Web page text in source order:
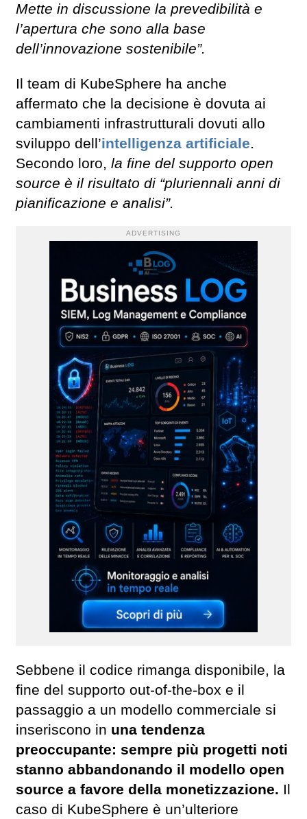
Mette in discussione la prevedibilità e
l’apertura che sono alla base
dell’innovazione sostenibile”.
Il team di KubeSphere ha anche
affermato che la decisione è dovuta ai
cambiamenti infrastrutturali dovuti allo
sviluppo dell’intelligenza artificiale.
Secondo loro, la fine del supporto open
source è il risultato di “pluriennali anni di
pianificazione e analisi”.
ADVERTISING
Sebbene il codice rimanga disponibile, la
fine del supporto out-of-the-box e il
passaggio a un modello commerciale si
inseriscono in una tendenza
preoccupante: sempre più progetti noti
stanno abbandonando il modello open
source a favore della monetizzazione. Il
caso di KubeSphere è un’ulteriore